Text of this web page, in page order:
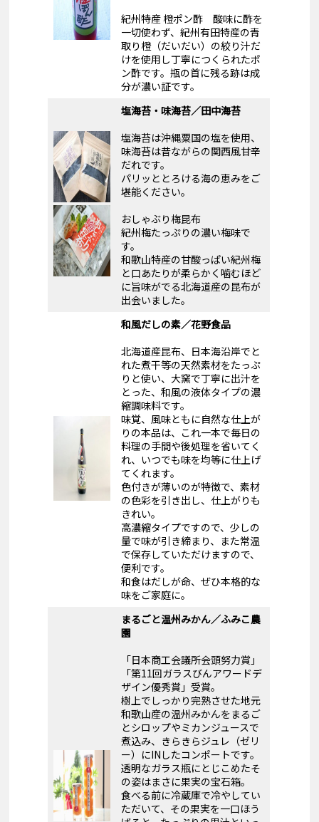
紀州特産 橙ポン酢 酸味に酢を
一切使わず、紀州有田特産の青
取り橙（だいだい）の絞り汁だ
けを使用し丁寧につくられたポ
ン酢です。瓶の首に残る跡は成
分が濃い証です。
塩海苔・味海苔／田中海苔
塩海苔は沖縄粟国の塩を使用、
味海苔は昔ながらの関西風甘辛
だれです。
パリッととろける海の恵みをご
堪能ください。
おしゃぶり梅昆布
紀州梅たっぷりの濃い梅味で
す。
和歌山特産の甘酸っぱい紀州梅
と口あたりが柔らかく噛むほど
に旨味がでる北海道産の昆布が
出会いました。
和風だしの素／花野食品
北海道産昆布、日本海沿岸でと
れた煮干等の天然素材をたっぷ
りと使い、大窯で丁寧に出汁を
とった、和風の液体タイプの濃
縮調味料です。
味覚、風味ともに自然な仕上が
りの本品は、これ一本で毎日の
料理の手間や後処理を省いてく
れ、いつでも味を均等に仕上げ
てくれます。
色付きが薄いのが特徴で、素材
の色彩を引き出し、仕上がりも
きれい。
高濃縮タイプですので、少しの
量で味が引き締まり、また常温
で保存していただけますので、
便利です。
和食はだしが命、ぜひ本格的な
味をご家庭に。
まるごと温州みかん／ふみこ農
園
「日本商工会議所会頭努力賞」
「第11回ガラスびんアワードデ
ザイン優秀賞」受賞。
樹上でしっかり完熟させた地元
和歌山産の温州みかんをまるご
とシロップやミカンジュースで
煮込み、きらきらジュレ（ゼリ
ー）にINしたコンポートです。
透明なガラス瓶にとじこめたそ
の姿はまさに果実の宝石箱。
食べる前に冷蔵庫で冷やしてい
ただいて、その果実を一口ほう